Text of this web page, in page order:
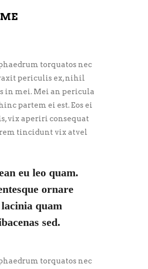
torquatos nec
periculis ex, nihil
in mei. Mei an pericula
partem ei est. Eos ei
vix aperiri consequat
tincidunt vix atvel
eu leo quam.
ornare
lacinia quam
sed.
torquatos nec